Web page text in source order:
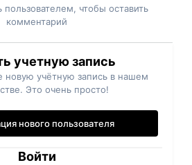
чтобы оставить
комментарий
учетную запись
новую учётную запись в нашем
Это очень просто!
нового пользователя
Войти